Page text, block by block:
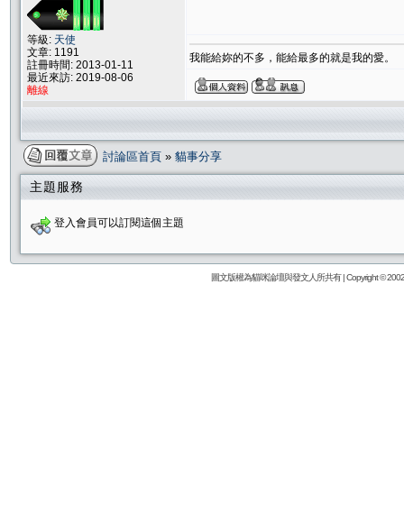
等級: 天使
文章: 1191
註冊時間: 2013-01-11
最近來訪: 2019-08-06
離線
我能給妳的不多，能給最多的就是我的愛。
討論區首頁 » 貓事分享
主題服務
登入會員可以訂閱這個主題
圖文版權為貓咪論壇與發文人所共有 | Copyright ©